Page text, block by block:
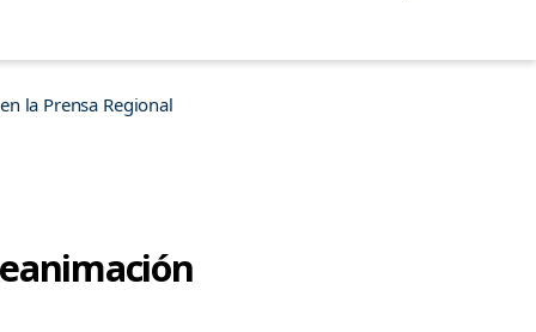
la Prensa Regional